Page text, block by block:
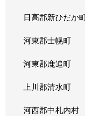
日高郡新ひだか
河東郡士幌町
河東郡鹿追町
上川郡清水町
河西郡中札内村